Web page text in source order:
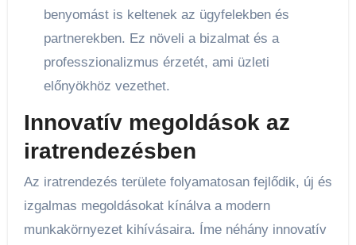
benyomást is keltenek az ügyfelekben és
partnerekben. Ez növeli a bizalmat és a
professzionalizmus érzetét, ami üzleti
előnyökhöz vezethet.
Innovatív megoldások az
iratrendezésben
Az iratrendezés területe folyamatosan fejlődik, új és
izgalmas megoldásokat kínálva a modern
munkakörnyezet kihívásaira. Íme néhány innovatív